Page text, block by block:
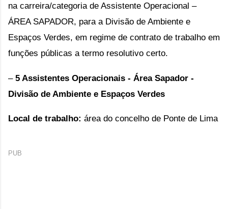
na carreira/categoria de Assistente Operacional –
ÁREA SAPADOR, para a Divisão de Ambiente e
Espaços Verdes, em regime de contrato de trabalho em
funções públicas a termo resolutivo certo.
– 5 Assistentes Operacionais - Área Sapador -
Divisão de Ambiente e Espaços Verdes
Local de trabalho: área do concelho de Ponte de Lima
PUB